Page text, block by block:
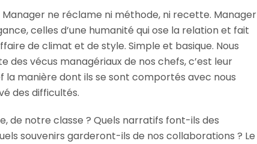
Manager ne réclame ni méthode, ni recette. Manager
celles d’une humanité qui ose la relation et fait
de climat et de style. Simple et basique. Nous
des vécus managériaux de nos chefs, c’est leur
manière dont ils se sont comportés avec nous
des difficultés.
de notre classe ? Quels narratifs font-ils des
souvenirs garderont-ils de nos collaborations ? Le